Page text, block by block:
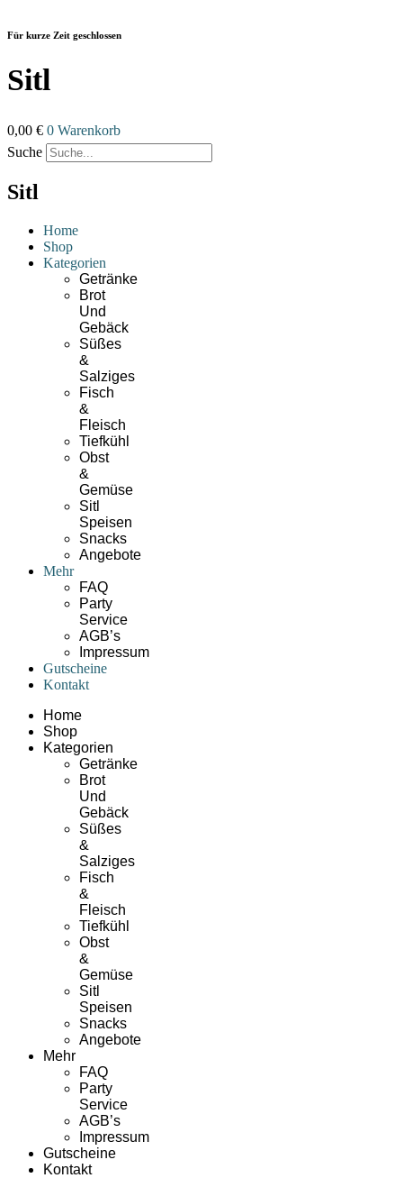
Inhalt
Für kurze Zeit geschlossen
Sitl
0,00 € 0 Warenkorb
Suche
Sitl
Home
Shop
Kategorien
Getränke
Brot
Und
Gebäck
Süßes
&
Salziges
Fisch
&
Fleisch
Tiefkühl
Obst
&
Gemüse
Sitl
Speisen
Snacks
Angebote
Mehr
FAQ
Party
Service
AGB’s
Impressum
Gutscheine
Kontakt
Home
Shop
Kategorien
Getränke
Brot
Und
Gebäck
Süßes
&
Salziges
Fisch
&
Fleisch
Tiefkühl
Obst
&
Gemüse
Sitl
Speisen
Snacks
Angebote
Mehr
FAQ
Party
Service
AGB’s
Impressum
Gutscheine
Kontakt